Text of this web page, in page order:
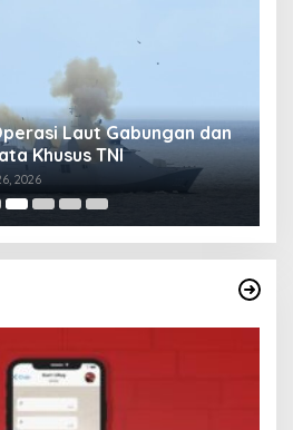
Laut Gabungan dan
Khusus TNI
2026